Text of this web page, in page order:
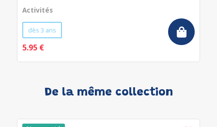
Activités
dès 3 ans
5.95 €
De la même collection